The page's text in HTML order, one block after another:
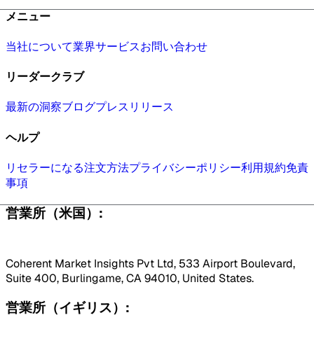
メニュー
当社について業界サービスお問い合わせ
リーダークラブ
最新の洞察ブログプレスリリース
ヘルプ
リセラーになる注文方法プライバシーポリシー利用規約免責
事項
営業所（米国）:
Coherent Market Insights Pvt Ltd, 533 Airport Boulevard,
Suite 400, Burlingame, CA 94010, United States.
営業所（イギリス）: